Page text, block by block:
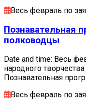
Весь февраль по
Познавательная
полководцы
Date and time: Весь
народного
Познавательная
Весь февраль по